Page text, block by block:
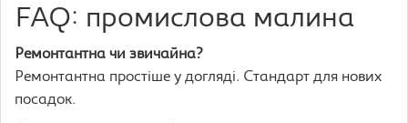
FAQ: промислова малина
Ремонтантна чи звичайна?
Ремонтантна простіше у догляді. Стандарт для нових
посадок.